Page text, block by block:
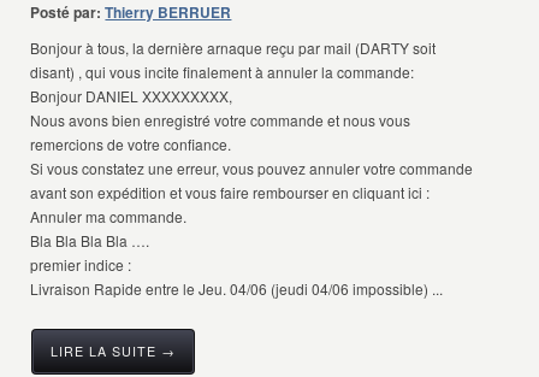
Posté par: Thierry BERRUER
Bonjour à tous, la dernière arnaque reçu par mail (DARTY soit
disant) , qui vous incite finalement à annuler la commande:
Bonjour DANIEL XXXXXXXXX,
Nous avons bien enregistré votre commande et nous vous
remercions de votre confiance.
Si vous constatez une erreur, vous pouvez annuler votre commande
avant son expédition et vous faire rembourser en cliquant ici :
Annuler ma commande.
Bla Bla Bla Bla ….
premier indice :
Livraison Rapide entre le Jeu. 04/06 (jeudi 04/06 impossible) ...
LIRE LA SUITE →